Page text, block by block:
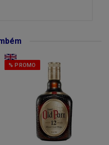
% PROMO